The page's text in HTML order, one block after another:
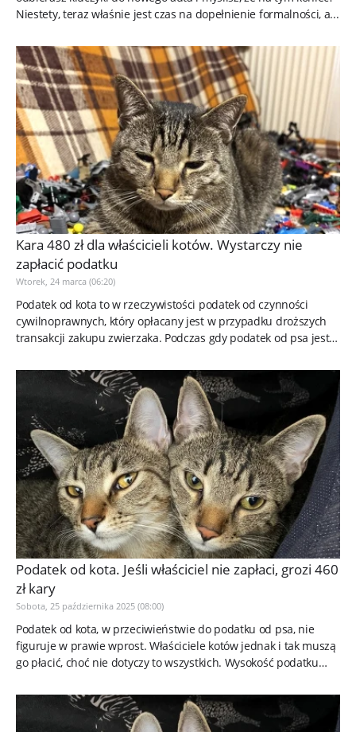
Niestety, teraz właśnie jest czas na dopełnienie formalności, a...
Kara 480 zł dla właścicieli kotów. Wystarczy nie
zapłacić podatku
Wtorek, 24 marca (06:20)
Podatek od kota to w rzeczywistości podatek od czynności
cywilnoprawnych, który opłacany jest w przypadku droższych
transakcji zakupu zwierzaka. Podczas gdy podatek od psa jest
Podatek od kota. Jeśli właściciel nie zapłaci, grozi 460
zł kary
Sobota, 25 października 2025 (08:00)
Podatek od kota, w przeciwieństwie do podatku od psa, nie
figuruje w prawie wprost. Właściciele kotów jednak i tak muszą
go płacić, choć nie dotyczy to wszystkich. Wysokość podatku